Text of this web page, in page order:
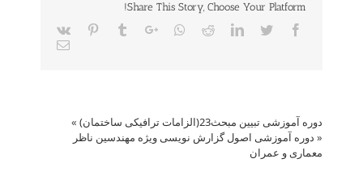
Share This Story, Choose Your Platform!
Facebook
Twitter
LinkedIn
Reddit
Whatsapp
Google+
Tumblr
Pinterest
Vk
Email
دوره آموزشی تبیین مبحث23(الزامات ترافیکی ساختمان)
»
« دوره آموزشی اصول گزارش نویسی ویژه مهندسین ناظر
معماری و عمران